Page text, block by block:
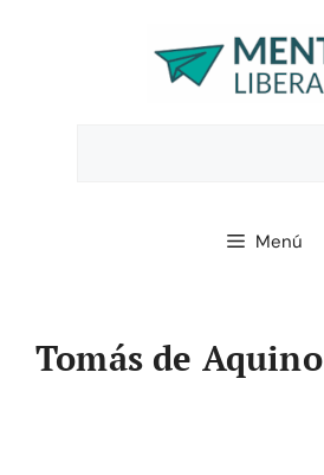
Menú
Tomás de Aquino